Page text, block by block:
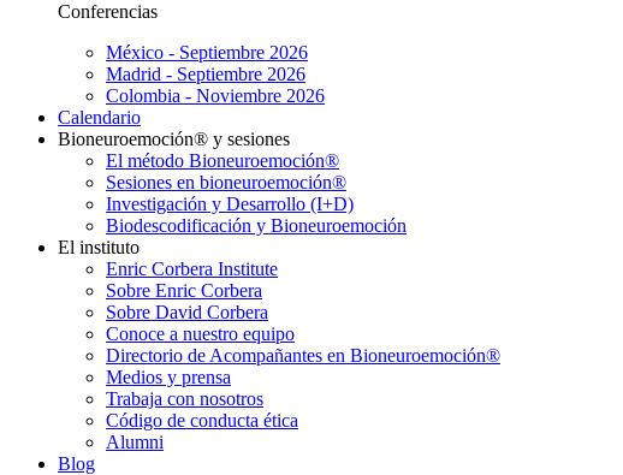
Conferencias
México - Septiembre 2026
Madrid - Septiembre 2026
Colombia - Noviembre 2026
Calendario
Bioneuroemoción® y sesiones
El método Bioneuroemoción®
Sesiones en bioneuroemoción®
Investigación y Desarrollo (I+D)
Biodescodificación y Bioneuroemoción
El instituto
Enric Corbera Institute
Sobre Enric Corbera
Sobre David Corbera
Conoce a nuestro equipo
Directorio de Acompañantes en Bioneuroemoción®
Medios y prensa
Trabaja con nosotros
Código de conducta ética
Alumni
Blog